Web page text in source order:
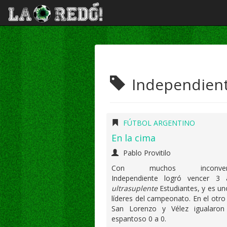
FÚTBOL ARGENTINO
En la cima
Pablo Provitilo
Con muchos
Independiente logró vencer
ultrasuplenteEstudiantes, y es
líderes del campeonato. En el
San Lorenzo y Vélez
espantoso 0 a 0.